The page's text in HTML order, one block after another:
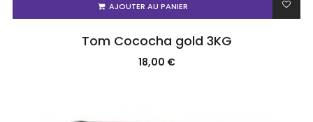
AJOUTER AU PANIER
Tom Cococha gold 3KG
18,00 €